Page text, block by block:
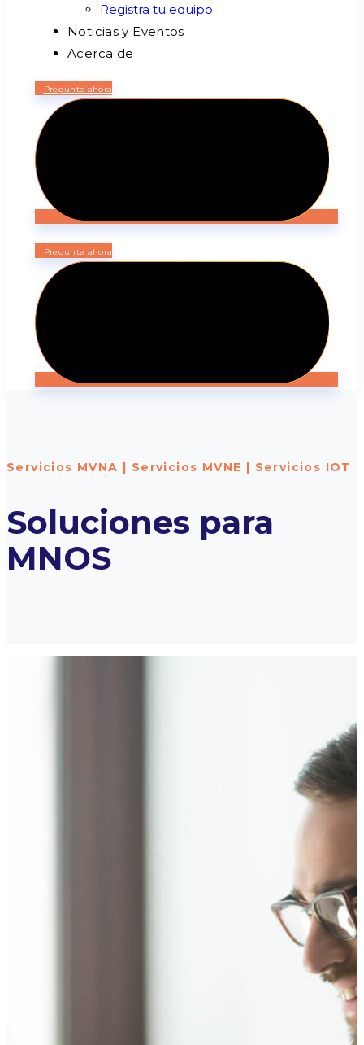
Registra tu equipo
Noticias y Eventos
Acerca de
Pregunte ahora
Pregunte ahora
Servicios MVNA | Servicios MVNE | Servicios IOT
Soluciones para
MNOS